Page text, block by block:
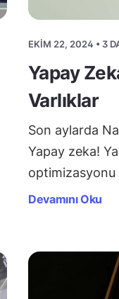
EKIM 22, 2024 • 3
Yapay
Varlıklar
Son aylarda
Yapay zeka!
Devamını Oku